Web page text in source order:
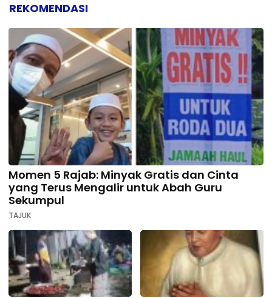
REKOMENDASI
Momen 5 Rajab: Minyak Gratis dan Cinta
yang Terus Mengalir untuk Abah Guru
Sekumpul
TAJUK